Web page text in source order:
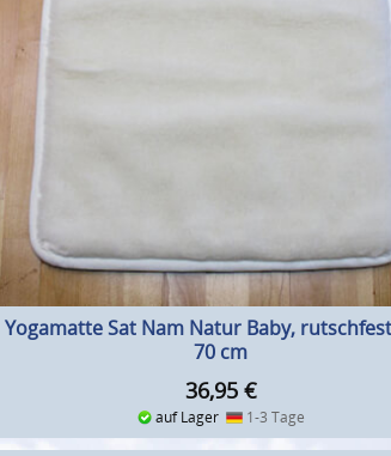
Yogamatte Sat Nam Natur Baby,
70 cm
36,95 €
auf Lager 1-3 Tage